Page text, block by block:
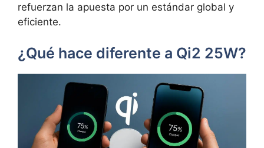
refuerzan la apuesta por un estándar global y
eficiente.
¿Qué hace diferente a Qi2 25W?